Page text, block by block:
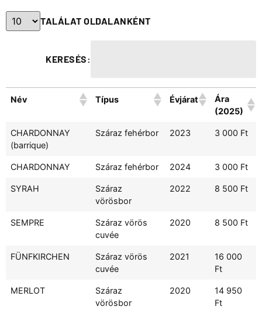
TALÁLAT OLDALANKÉNT
KERESÉS:
Név Típus Évjárat
Ára
(2025)
CHARDONNAY
(barrique)
Száraz fehérbor 2023 3 000 Ft
CHARDONNAY Száraz fehérbor 2024 3 000 Ft
SYRAH
Száraz
vörösbor
2022 8 500 Ft
SEMPRE
Száraz vörös
cuvée
2020 8 500 Ft
FÜNFKIRCHEN
Száraz vörös
cuvée
2021
16 000
Ft
MERLOT
Száraz
vörösbor
2020
14 950
Ft